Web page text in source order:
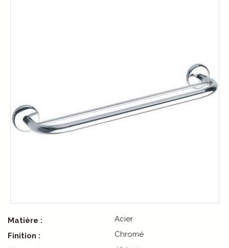
Matière :
Acier
Finition :
Chromé